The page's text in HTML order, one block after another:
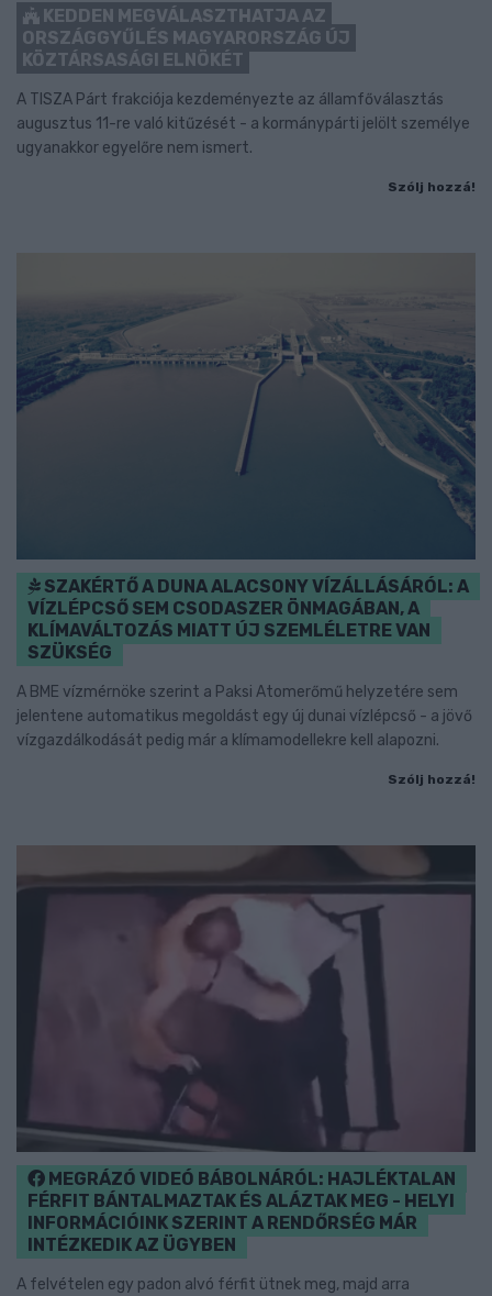
KEDDEN MEGVÁLASZTHATJA AZ
ORSZÁGGYŰLÉS MAGYARORSZÁG ÚJ
KÖZTÁRSASÁGI ELNÖKÉT
A TISZA Párt frakciója kezdeményezte az államfőválasztás
augusztus 11-re való kitűzését - a kormánypárti jelölt személye
ugyanakkor egyelőre nem ismert.
Szólj hozzá!
SZAKÉRTŐ A DUNA ALACSONY VÍZÁLLÁSÁRÓL: A
VÍZLÉPCSŐ SEM CSODASZER ÖNMAGÁBAN, A
KLÍMAVÁLTOZÁS MIATT ÚJ SZEMLÉLETRE VAN
SZÜKSÉG
A BME vízmérnöke szerint a Paksi Atomerőmű helyzetére sem
jelentene automatikus megoldást egy új dunai vízlépcső - a jövő
vízgazdálkodását pedig már a klímamodellekre kell alapozni.
Szólj hozzá!
MEGRÁZÓ VIDEÓ BÁBOLNÁRÓL: HAJLÉKTALAN
FÉRFIT BÁNTALMAZTAK ÉS ALÁZTAK MEG - HELYI
INFORMÁCIÓINK SZERINT A RENDŐRSÉG MÁR
INTÉZKEDIK AZ ÜGYBEN
A felvételen egy padon alvó férfit ütnek meg, majd arra